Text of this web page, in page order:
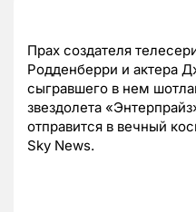
Прах создателя
Родденберри и актера
сыгравшего в нем
звездолета
отправится в вечный
Sky News.